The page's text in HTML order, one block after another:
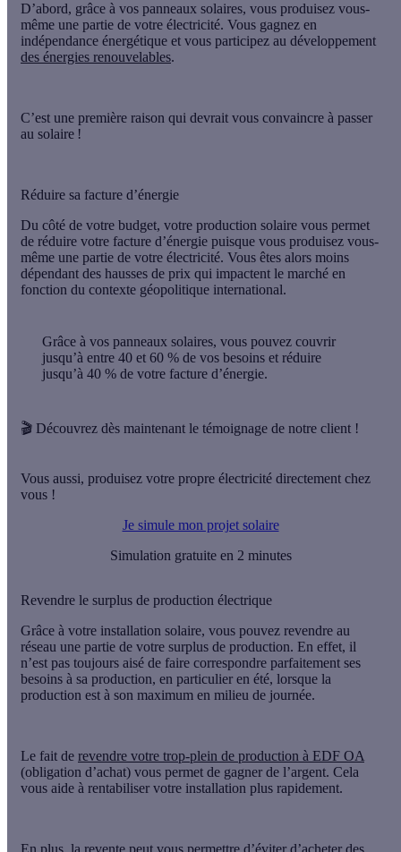
D’abord, grâce à vos panneaux solaires, vous produisez vous-
même une partie de votre électricité. Vous gagnez en
indépendance énergétique et vous participez au développement
des énergies renouvelables.
C’est une première raison qui devrait vous convaincre à passer
au solaire !
Réduire sa facture d’énergie
Du côté de votre budget, votre production solaire vous permet
de réduire votre facture d’énergie puisque vous produisez vous-
même une partie de votre électricité. Vous êtes alors moins
dépendant des hausses de prix qui impactent le marché en
fonction du contexte géopolitique international.
Grâce à vos panneaux solaires, vous pouvez couvrir
jusqu’à entre 40 et 60 % de vos besoins et réduire
jusqu’à 40 % de votre facture d’énergie.
🎬 Découvrez dès maintenant le témoignage de notre client !
Vous aussi, produisez votre propre électricité directement chez
vous !
Je simule mon projet solaire
Simulation gratuite en 2 minutes
Revendre le surplus de production électrique
Grâce à votre installation solaire, vous pouvez revendre au
réseau une partie de votre surplus de production. En effet, il
n’est pas toujours aisé de faire correspondre parfaitement ses
besoins à sa production, en particulier en été, lorsque la
production est à son maximum en milieu de journée.
Le fait de revendre votre trop-plein de production à EDF OA
(obligation d’achat) vous permet de gagner de l’argent. Cela
vous aide à rentabiliser votre installation plus rapidement.